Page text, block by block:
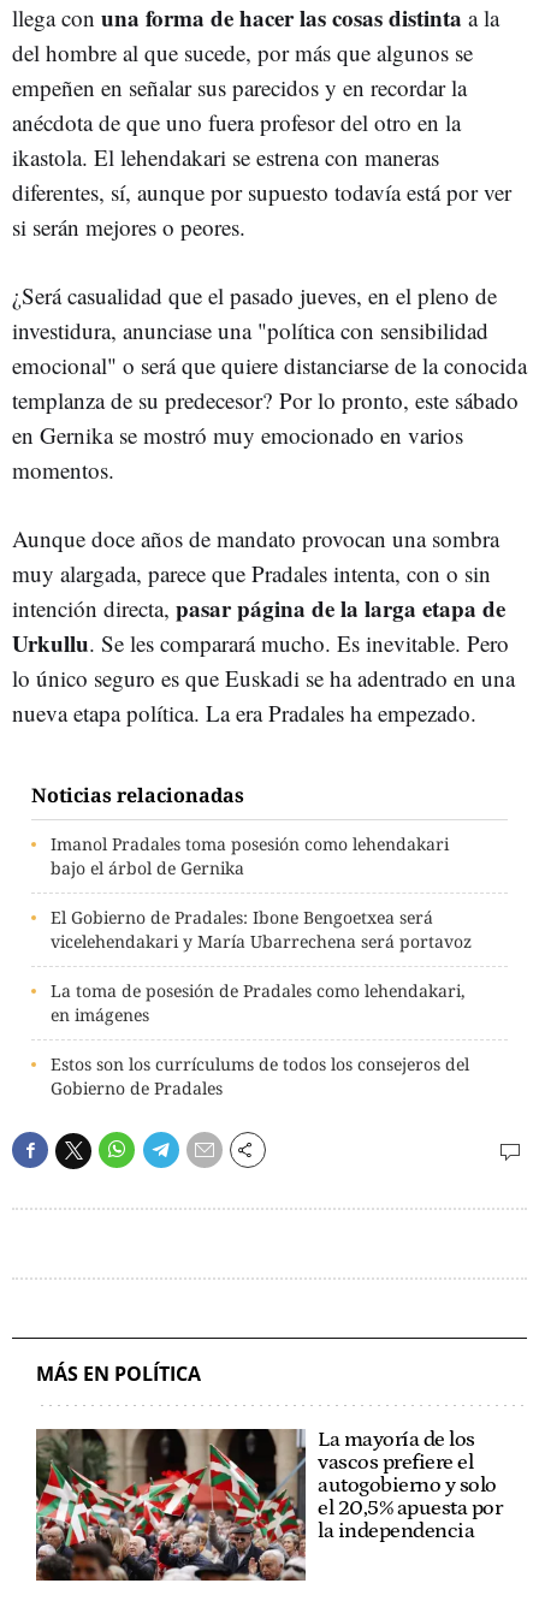
llega con una forma de hacer las cosas distinta a la
del hombre al que sucede, por más que algunos se
empeñen en señalar sus parecidos y en recordar la
anécdota de que uno fuera profesor del otro en la
ikastola. El lehendakari se estrena con maneras
diferentes, sí, aunque por supuesto todavía está por ver
si serán mejores o peores.
¿Será casualidad que el pasado jueves, en el pleno de
investidura, anunciase una "política con sensibilidad
emocional" o será que quiere distanciarse de la conocida
templanza de su predecesor? Por lo pronto, este sábado
en Gernika se mostró muy emocionado en varios
momentos.
Aunque doce años de mandato provocan una sombra
muy alargada, parece que Pradales intenta, con o sin
intención directa, pasar página de la larga etapa de
Urkullu. Se les comparará mucho. Es inevitable. Pero
lo único seguro es que Euskadi se ha adentrado en una
nueva etapa política. La era Pradales ha empezado.
Noticias relacionadas
Imanol Pradales toma posesión como lehendakari
bajo el árbol de Gernika
El Gobierno de Pradales: Ibone Bengoetxea será
vicelehendakari y María Ubarrechena será portavoz
La toma de posesión de Pradales como lehendakari,
en imágenes
Estos son los currículums de todos los consejeros del
Gobierno de Pradales
MÁS EN POLÍTICA
La mayoría de los
vascos prefiere el
autogobierno y solo
el 20,5% apuesta por
la independencia